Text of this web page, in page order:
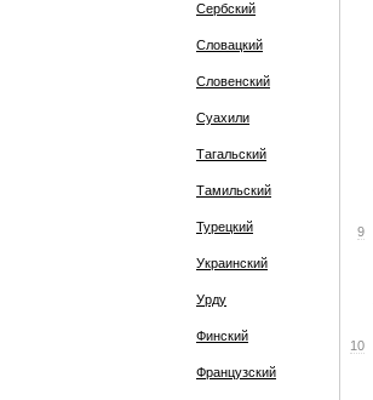
Сербский
Словацкий
Словенский
Суахили
Тагальский
Тамильский
Турецкий
Украинский
Урду
Финский
Французский
9
10